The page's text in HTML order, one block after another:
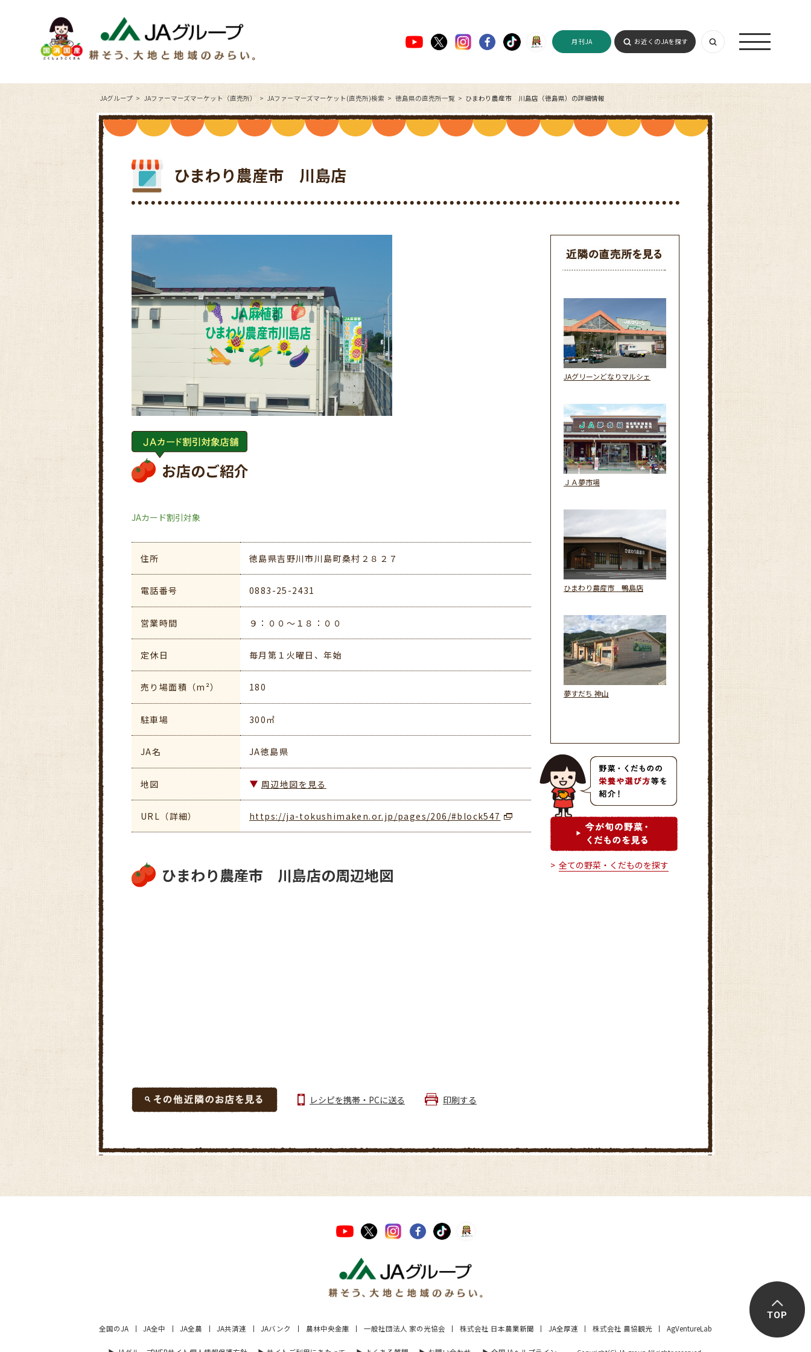
月刊JA お近くのJAを探す
JAグループ JAファーマーズマーケット（直売所） JAファーマーズマーケット(直売所)検索 徳島県の直売所一覧 ひまわり農産市 川島店（徳島県）の詳細情報
ひまわり農産市 川島店
お店のご紹介
JAカード割引対象
住所 徳島県吉野川市川島町桑村２８２７
電話番号 0883-25-2431
営業時間 ９：００～１８：００
定休日 毎月第１火曜日、年始
売り場面積（m²） 180
駐車場 300㎡
JA名 JA徳島県
地図 周辺地図を見る
URL（詳細） https://ja-tokushimaken.or.jp/pages/206/#block547
ひまわり農産市 川島店の周辺地図
レシピを携帯・PCに送る 印刷する
JAグリーンどなりマルシェ
ＪＡ夢市場
ひまわり農産市 鴨島店
夢すだち 神山
全ての野菜・くだものを探す
全国のJA JA全中 JA全農 JA共済連 JAバンク 農林中央金庫 一般社団法人 家の光協会 株式会社 日本農業新聞 JA全厚連 株式会社 農協観光 AgVentureLab
TOP